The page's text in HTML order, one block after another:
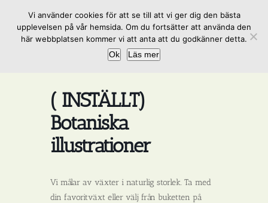
innehållet
( INSTÄLLT)
Botaniska
illustrationer
Vi målar av växter i naturlig storlek. Ta med
din favoritväxt eller välj från buketten på
Vi använder cookies för att se till att vi ger dig den bästa
upplevelsen på vår hemsida. Om du fortsätter att använda den
här webbplatsen kommer vi att anta att du godkänner detta.
Ok
Läs mer